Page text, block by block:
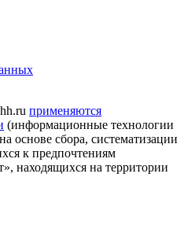
применяются
(информационные технологии
основе сбора, систематизации
к предпочтениям
находящихся на территории